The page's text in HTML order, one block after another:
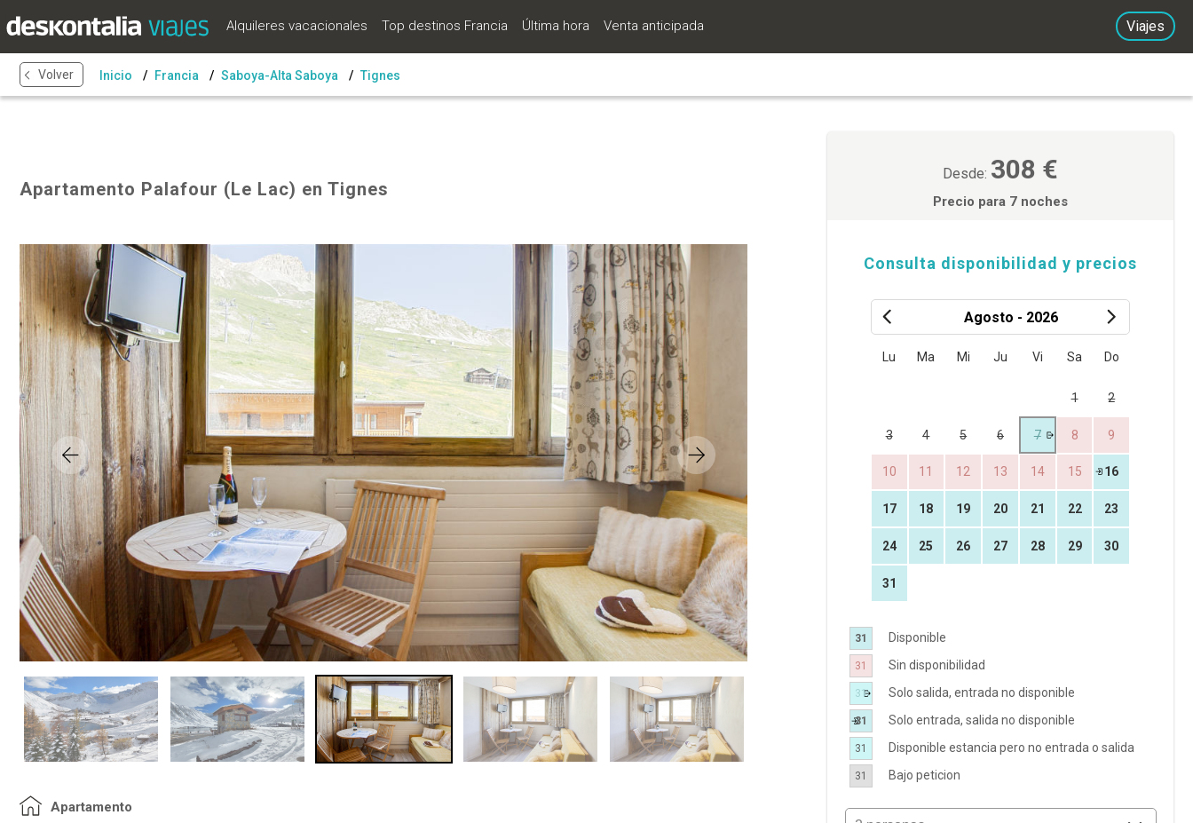
Alquileres vacacionales Top destinos Francia Última hora Venta anticipada Viajes
Volver Inicio Francia Saboya-Alta Saboya Tignes
Apartamento Palafour (Le Lac) en Tignes
Apartamento
Desde: 308 €
Precio para 7 noches
Consulta disponibilidad y precios
Agosto - 2026
Lu Ma Mi Ju Vi Sa Do
1 2
3 4 5 6 7 8 9
10 11 12 13 14 15 16
17 18 19 20 21 22 23
24 25 26 27 28 29 30
31
31 Disponible
31 Sin disponibilidad
31 Solo salida, entrada no disponible
31 Solo entrada, salida no disponible
31 Disponible estancia pero no entrada o salida
31 Bajo peticion